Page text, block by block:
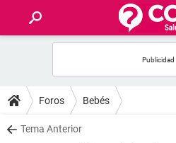
FOROS
SALUD
Foros Bebés
Tema Anterior